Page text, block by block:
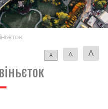
A A A